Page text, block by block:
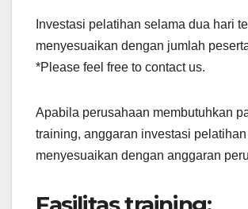
Investasi pelatihan selama dua hari
menyesuaikan dengan jumlah
*Please feel free to contact us.
Apabila perusahaan membutuhkan
training, anggaran investasi
menyesuaikan dengan anggaran